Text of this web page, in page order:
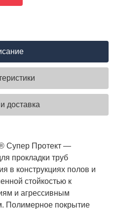
доставка
Супер Протект —
прокладки труб
в конструкциях полов и
стойкостью к
и агрессивным
Полимерное покрытие